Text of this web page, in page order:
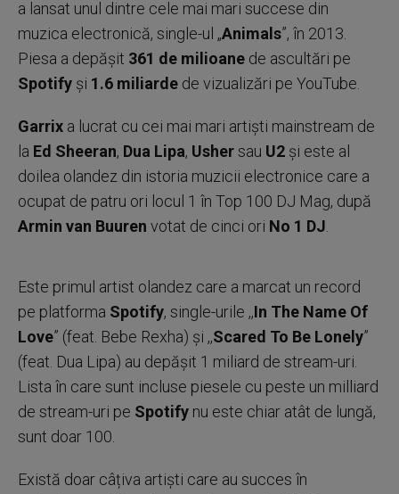
a lansat unul dintre cele mai mari succese din
muzica electronică, single-ul „Animals”, în 2013.
Piesa a depășit 361 de milioane de ascultări pe
Spotify și 1.6 miliarde de vizualizări pe YouTube.
Garrix a lucrat cu cei mai mari artiști mainstream de
la Ed Sheeran, Dua Lipa, Ushersau U2 și este al
doilea olandez din istoria muzicii electronice care a
ocupat de patru ori locul 1 în Top 100 DJ Mag, după
Armin van Buuren votat de cinci ori No 1 DJ
Este primul artist olandez care a marcat un record
pe platforma Spotify, single-urile ,,In The Name Of
Love” (feat. Bebe Rexha) și ,,Scared To Be Lonely”
(feat. Dua Lipa) au depășit 1 miliard de stream-uri.
Lista în care sunt incluse piesele cu peste un milliard
de stream-uri pe Spotify nu este chiar atât de lungă,
sunt doar 100.
Există doar câțiva artiști care au succes în